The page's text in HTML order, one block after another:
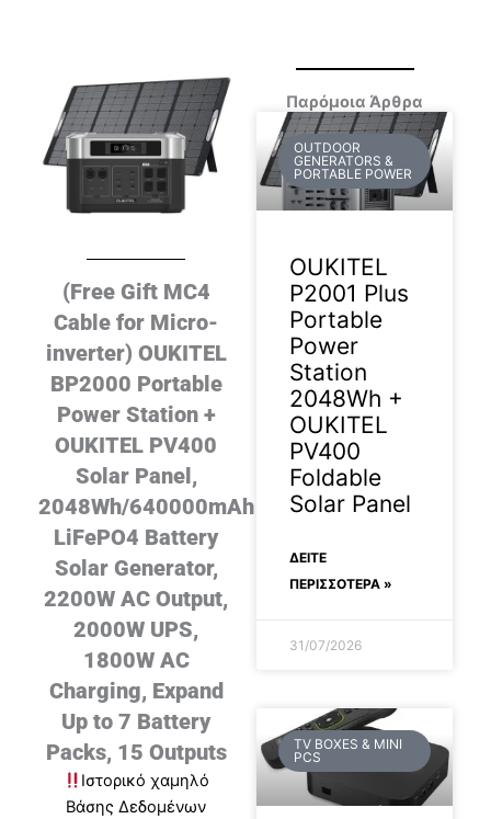
(Free Gift MC4
Cable for Micro-
inverter) OUKITEL
BP2000 Portable
Power Station +
OUKITEL PV400
Solar Panel,
2048Wh/640000mAh
LiFePO4 Battery
Solar Generator,
2200W AC Output,
2000W UPS,
1800W AC
Charging, Expand
Up to 7 Battery
Packs, 15 Outputs
Ιστορικό χαμηλό
Βάσης Δεδομένων
Παρόμοια Άρθρα
OUTDOOR
GENERATORS &
PORTABLE POWER
OUKITEL
P2001 Plus
Portable
Power
Station
2048Wh +
OUKITEL
PV400
Foldable
Solar Panel
ΔΕΊΤΕ
ΠΕΡΙΣΣΟΤΕΡΑ »
31/07/2026
TV BOXES & MINI
PCS